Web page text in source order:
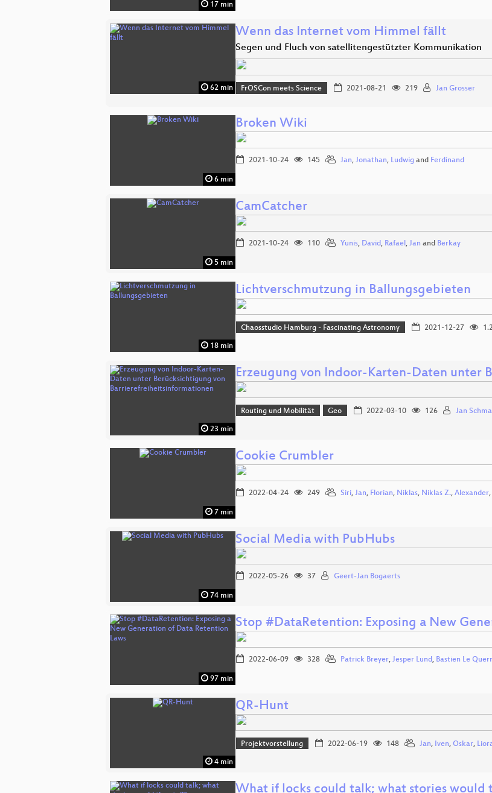
17 min
62 min
Wenn das Internet vom Himmel fällt
Segen und Fluch von satellitengestützter Kommunikation
FrOSCon meets Science 2021-08-21 219 Jan Grosser
6 min
Broken Wiki
2021-10-24 145 Jan, Jonathan, Ludwig and Ferdinand
5 min
CamCatcher
2021-10-24 110 Yunis, David, Rafael , Jan and Berkay
18 min
Lichtverschmutzung in Ballungsgebieten
Chaosstudio Hamburg - Fascinating Astronomy 2021-12-27
23 min
Erzeugung von Indoor-Karten-Daten unter
Routing und Mobilität Geo 2022-03-10 126 Jan
7 min
Cookie Crumbler
2022-04-24 249 Siri, Jan, Florian, Niklas, Niklas Z., Alexander,
74 min
Social Media with PubHubs
2022-05-26 37 Geert-Jan Bogaerts
97 min
Stop #DataRetention: Exposing a New
2022-06-09 328 Patrick Breyer, Jesper Lund, Bastien Le
4 min
QR-Hunt
Projektvorstellung 2022-06-19 148 Jan, Iven, Oskar,
What if locks could talk; what stories would